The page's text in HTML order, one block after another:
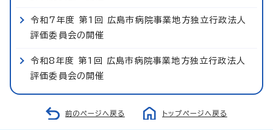
令和7年度 第1回 広島市病院事業地方独立行政法人
評価委員会の開催
令和8年度 第1回 広島市病院事業地方独立行政法人
評価委員会の開催
前のページへ戻る トップページへ戻る